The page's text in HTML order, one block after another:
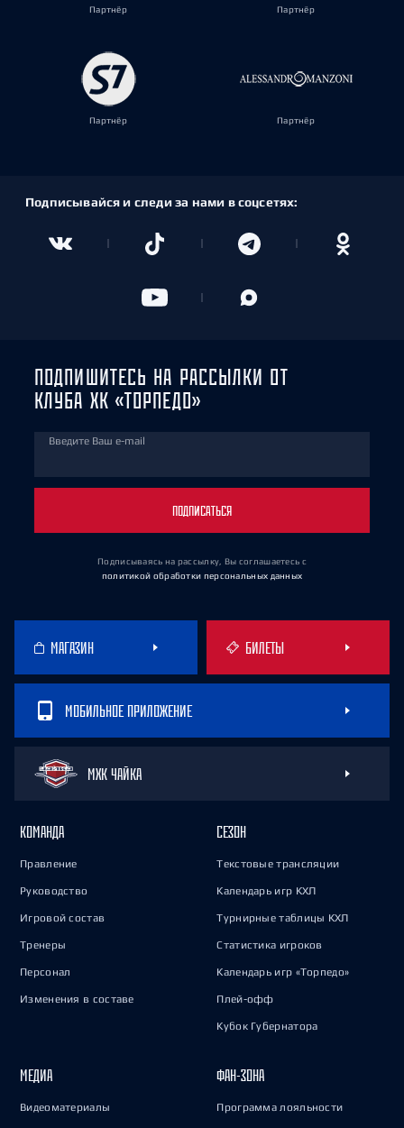
Партнёр Партнёр
Партнёр Партнёр
Подписывайся и следи за нами в соцсетях:
ПОДПИШИТЕСЬ НА РАССЫЛКИ ОТ
КЛУБА ХК «ТОРПЕДО»
Введите Ваш e-mail
ПОДПИСАТЬСЯ
Подписываясь на рассылку, Вы соглашаетесь с
политикой обработки персональных данных
МАГАЗИН БИЛЕТЫ
МОБИЛЬНОЕ ПРИЛОЖЕНИЕ
МХК ЧАЙКА
КОМАНДА
Правление
Руководство
Игровой состав
Тренеры
Персонал
Изменения в составе
СЕЗОН
Текстовые трансляции
Календарь игр КХЛ
Турнирные таблицы КХЛ
Статистика игроков
Календарь игр «Торпедо»
Плей-офф
Кубок Губернатора
МЕДИА
Видеоматериалы
ФАН-ЗОНА
Программа лояльности